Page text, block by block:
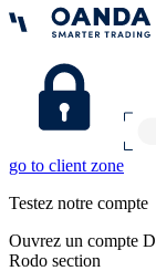
go to client zone
Testez notre compte
Ouvrez un compte
Rodo section